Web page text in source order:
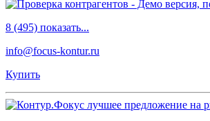
8 (495) показать...
info@focus-kontur.ru
Купить